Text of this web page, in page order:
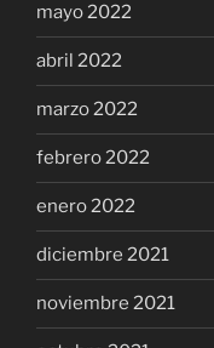
mayo 2022
abril 2022
marzo 2022
febrero 2022
enero 2022
diciembre 2021
noviembre 2021